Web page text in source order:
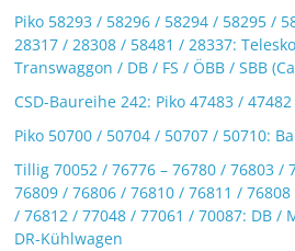
Piko 58293 / 58296 / 58294 / 58295 /
28317 / 28308 / 58481 / 28337:
Transwaggon / DB / FS / ÖBB / SBB
CSD-Baureihe 242: Piko 47483 /
Piko 50700 / 50704 / 50707 / 50710:
Tillig 70052 / 76776 – 76780 / 76803 /
76809 / 76806 / 76810 / 76811 /
/ 76812 / 77048 / 77061 / 70087: DB /
DR-Kühlwagen